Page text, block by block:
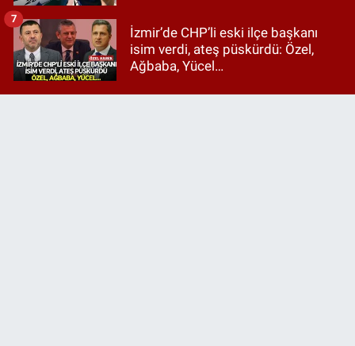
İzmir’de CHP’li eski ilçe başkanı
isim verdi, ateş püskürdü: Özel,
Ağbaba, Yücel…
7